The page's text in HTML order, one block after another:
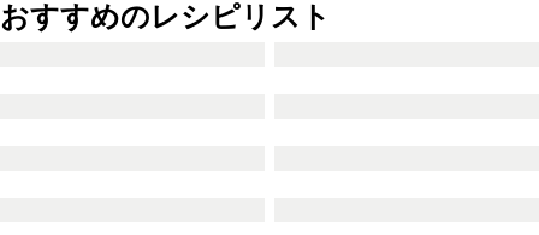
おすすめのレシピリスト